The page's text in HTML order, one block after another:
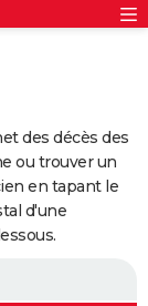
des décès des
ou trouver un
en tapant le
d'une